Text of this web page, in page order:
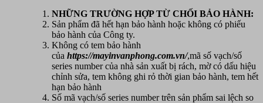
NHỮNG TRƯỜNG HỢP TỪ CHỐI BẢO HÀNH:
Sản phẩm đã hết hạn bảo hành hoặc không có phiếu
bảo hành của Công ty.
Không có tem bảo hành
của https://mayinvanphong.com.vn/,mã số vạch/số
series number của nhà sản xuất bị rách, mờ có dấu hiệu
chỉnh sửa, tem không ghi rỏ thời gian bảo hành, tem hết
hạn bảo hành
Số mã vạch/số series number trên sản phẩm sai lệch so